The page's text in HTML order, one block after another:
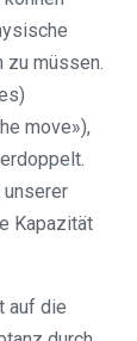
zu müssen.
move»),
Kapazität
auf die